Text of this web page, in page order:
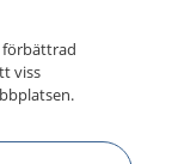
Visa
förbättrad
viss